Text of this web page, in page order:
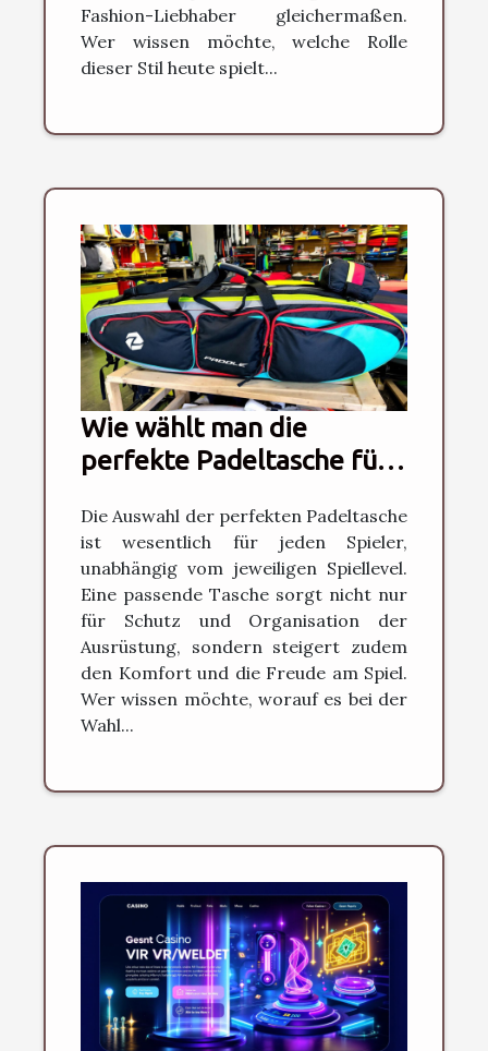
Fashion-Liebhaber gleichermaßen.
Wer wissen möchte, welche Rolle
dieser Stil heute spielt...
Wie wählt man die
perfekte Padeltasche für
Die Auswahl der perfekten Padeltasche
ist wesentlich für jeden Spieler,
unabhängig vom jeweiligen Spiellevel.
Eine passende Tasche sorgt nicht nur
für Schutz und Organisation der
Ausrüstung, sondern steigert zudem
den Komfort und die Freude am Spiel.
Wer wissen möchte, worauf es bei der
Wahl...